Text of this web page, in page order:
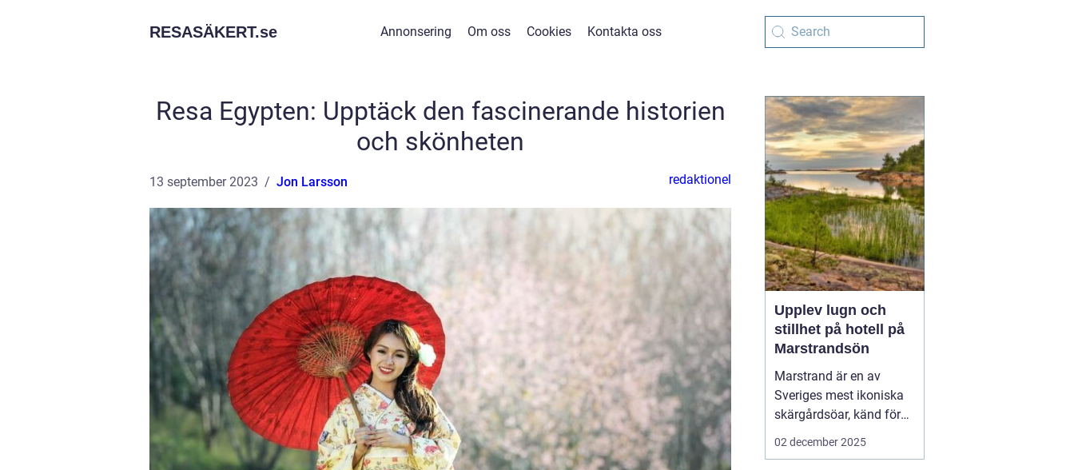
RESASÄKERT.se Annonsering Om oss Cookies Kontakta oss
Resa Egypten: Upptäck den fascinerande historien
och skönheten
13 september 2023 Jon Larsson redaktionel
Upplev lugn och
stillhet på hotell på
Marstrandsön
Marstrand är en av
Sveriges mest ikoniska
skärgårdsöar, känd för
sin rika historia,
02 december 2025